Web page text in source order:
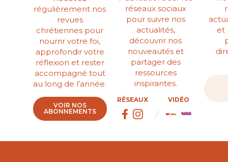
régulièrement nos
revues
chrétiennes pour
nourrir votre foi,
approfondir votre
réflexion et rester
accompagné tout
au long de l’année.
VOIR NOS
ABONNEMENTS
réseaux sociaux
pour suivre nos
actualités,
découvrir nos
nouveautés et
partager des
ressources
inspirantes.
RÉSEAUX VIDÉO
et